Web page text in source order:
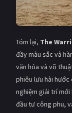
Tóm lại, The
đầy màu sắc và
văn hóa và võ
phiêu lưu hài
nghiệm giải trí
đầu tư công phu,